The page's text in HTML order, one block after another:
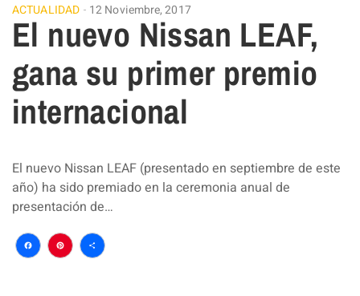
ACTUALIDAD 12 Noviembre, 2017
El nuevo Nissan LEAF,
gana su primer premio
internacional
El nuevo Nissan LEAF (presentado en septiembre de este
año) ha sido premiado en la ceremonia anual de
presentación de…
Facebook
Pinterest
Compartir